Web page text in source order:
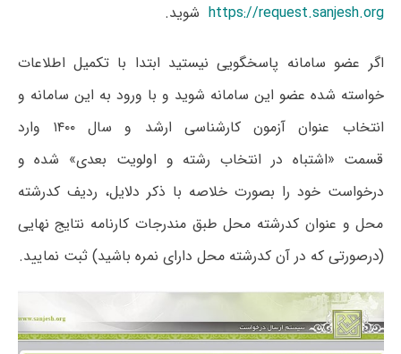
https://request.sanjesh.org شوید.
اگر عضو سامانه پاسخگویی نیستید ابتدا با تکمیل اطلاعات
خواسته شده عضو این سامانه شوید و با ورود به این سامانه و
انتخاب عنوان آزمون کارشناسی ارشد و سال ۱۴۰۰ وارد
قسمت «اشتباه در انتخاب رشته و اولویت بعدی» شده و
درخواست خود را بصورت خلاصه با ذکر دلایل، ردیف کدرشته
محل و عنوان کدرشته محل طبق مندرجات کارنامه نتایج نهایی
(درصورتی که در آن کدرشته محل دارای نمره باشید) ثبت نمایید.